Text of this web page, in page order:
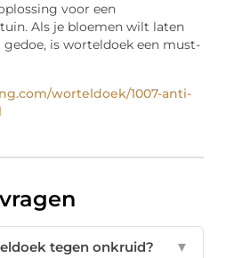
voor een
Als je bloemen wilt laten
gedoe, is worteldoek een must-
worteldoek/1007-anti-
tegen onkruid? ▼